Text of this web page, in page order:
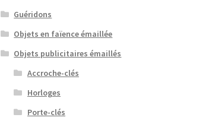
Guéridons
Objets en faïence émaillée
Objets publicitaires émaillés
Accroche-clés
Horloges
Porte-clés